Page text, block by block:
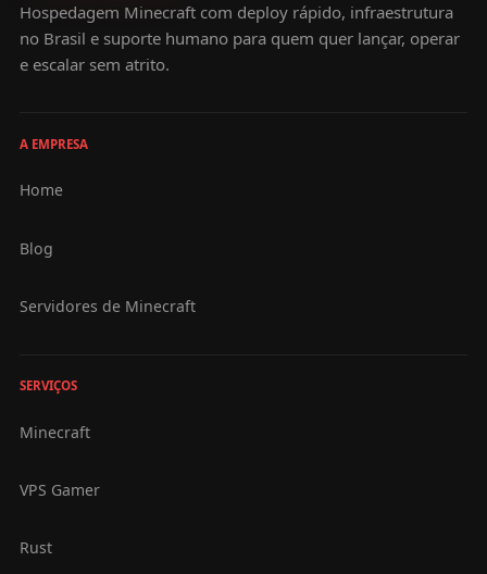
Hospedagem Minecraft com deploy rápido, infraestrutura
no Brasil e suporte humano para quem quer lançar, operar
e escalar sem atrito.
A EMPRESA
Home
Blog
Servidores de Minecraft
SERVIÇOS
Minecraft
VPS Gamer
Rust